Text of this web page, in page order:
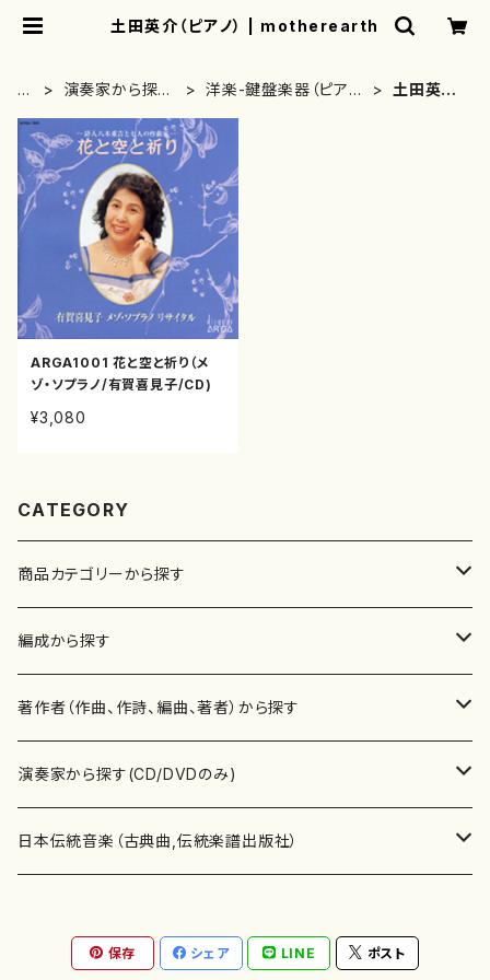
土田英介（ピアノ） | motherearth
H
M
E
演奏家から探す
洋楽-鍵盤楽器（ピア
土田英介
ARGA1001 花と空と祈り（メ
ゾ・ソプラノ/有賀喜見子/CD)
¥3,080
CATEGORY
商品カテゴリーから探す
楽譜
書籍
書籍
テキストブック
CD・DVD
チケット
邦楽ジャーナル
レコード
編成から探す
邦楽器
箏・琴（ソロ）
箏・琴（合奏）
三味線（合奏）
合唱
混声合唱
男声合唱
歌・声
ピアノ（ソロ）
洋楽器（弦楽器）
著作者（作曲、作詩、編曲、著者）から探す
あ行
青木省三(アオキ ショウゾウ)
秋山健治(アキヤマ ケンジ）
か行
蔭山滸山(カゲヤマ キョザン)
斉藤松声(サイトウ ショウセイ)
演奏家から探す(CD/DVDのみ)
邦楽（箏、三味線、尺八等）演奏家
石川高（笙）
應和惠子（声楽・ソプラノ）
洋楽-鍵盤楽器（ピアノ、オルガン等）演奏家
日本伝統音楽（古典曲,伝統楽譜出版社）
宮城道雄（宮城宗家監修）
地歌箏曲（三絃古典楽譜）
保存 シェア LINE ポスト